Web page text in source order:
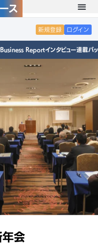
新規登録 ログイン
Business Reportインタビュー連載バ
年会